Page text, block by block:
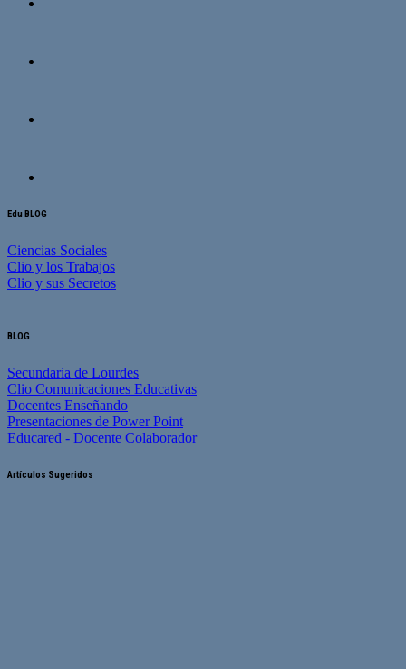
Edu BLOG
Ciencias Sociales
Clio y los Trabajos
Clio y sus Secretos
BLOG
Secundaria de Lourdes
Clio Comunicaciones Educativas
Docentes Enseñando
Presentaciones de Power Point
Educared - Docente Colaborador
Artículos Sugeridos